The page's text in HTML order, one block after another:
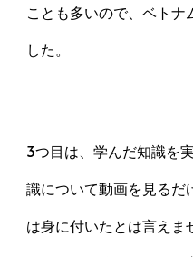
ことも多いので、ベトナ
した。
3つ目は、学んだ知識を
識について動画を見る
は身に付いたとは言えま